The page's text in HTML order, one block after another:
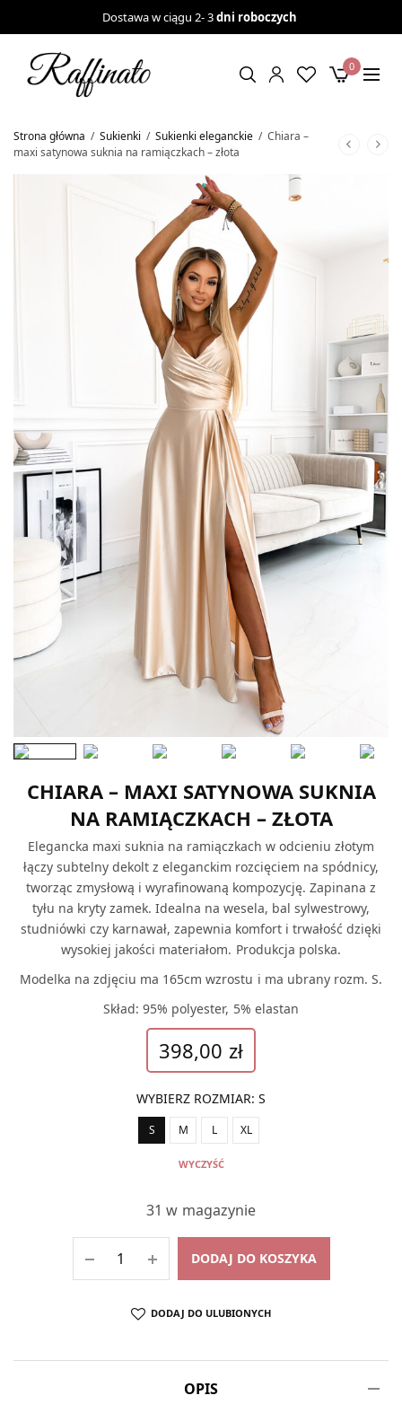
Dostawa w ciągu 2- 3dni roboczych
0
Strona główna / Sukienki / Sukienki eleganckie / Chiara –
maxi satynowa suknia na ramiączkach – złota
CHIARA – MAXI SATYNOWA SUKNIA
NA RAMIĄCZKACH – ZŁOTA
Elegancka maxi suknia na ramiączkach w odcieniu złotym
łączy subtelny dekolt z eleganckim rozcięciem na spódnicy,
tworząc zmysłową i wyrafinowaną kompozycję. Zapinana z
tyłu na kryty zamek. Idealna na wesela, bal sylwestrowy,
studniówki czy karnawał, zapewnia komfort i trwałość dzięki
wysokiej jakości materiałom. Produkcja polska.
Modelka na zdjęciu ma 165cm wzrostu i ma ubrany rozm. S.
Skład: 95% polyester, 5% elastan
398,00 zł
WYBIERZ ROZMIAR: S
S M L XL
WYCZYŚĆ
31 w magazynie
DODAJ DO KOSZYKA
DODAJ DO ULUBIONYCH
OPIS